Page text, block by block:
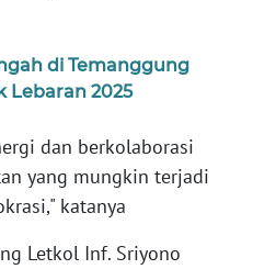
di Temanggung
Lebaran 2025
dan berkolaborasi
yang mungkin terjadi
katanya
Letkol Inf. Sriyono